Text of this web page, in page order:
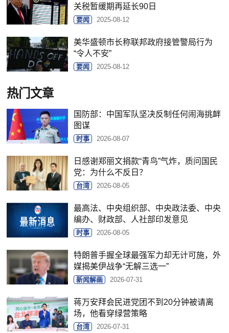
关税暂缓期再延长90日
要闻 2025-08-12
美华盛顿市长称联邦政府接管警局行为
“令人不安”
要闻 2025-08-12
热门文章
国防部：中国军队坚决反制任何闹海挑衅
图谋
时事 2026-08-07
日感谢郑丽文捐款“青鸟”气炸，质问国民
党：为什么不反日？
台湾 2026-08-05
最高法、中央组织部、中央政法委、中央
编办、财政部、人社部印发意见
时事 2026-08-05
特朗普手握全球最强军力却无计可施，外
媒揭美伊战争“无解三选一”
新闻解画 2026-07-31
蒋万安拜会民进党团不到20分钟被请离
场，他看穿绿营策略
台湾 2026-07-31